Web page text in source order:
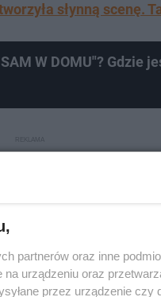
słynną scenę.
W DOMU"? Gdzie
partnerów oraz inne
urządzeniu oraz
przez urządzenie czy